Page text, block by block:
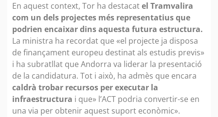
En aquest context, Tor ha destacatel Tramvalira
com un dels projectes més representatius que
podrien encaixar dins aquesta futura estructura.
La ministra ha recordat que «el projecte ja disposa
de finançament europeu destinat als estudis previs»
i ha subratllat que Andorra va liderar la presentació
de la candidatura. Tot i això, ha admès que encara
caldrà trobar recursos per executar la
infraestructura i que» l’ACT podria convertir-se en
una via per obtenir aquest suport econòmic».